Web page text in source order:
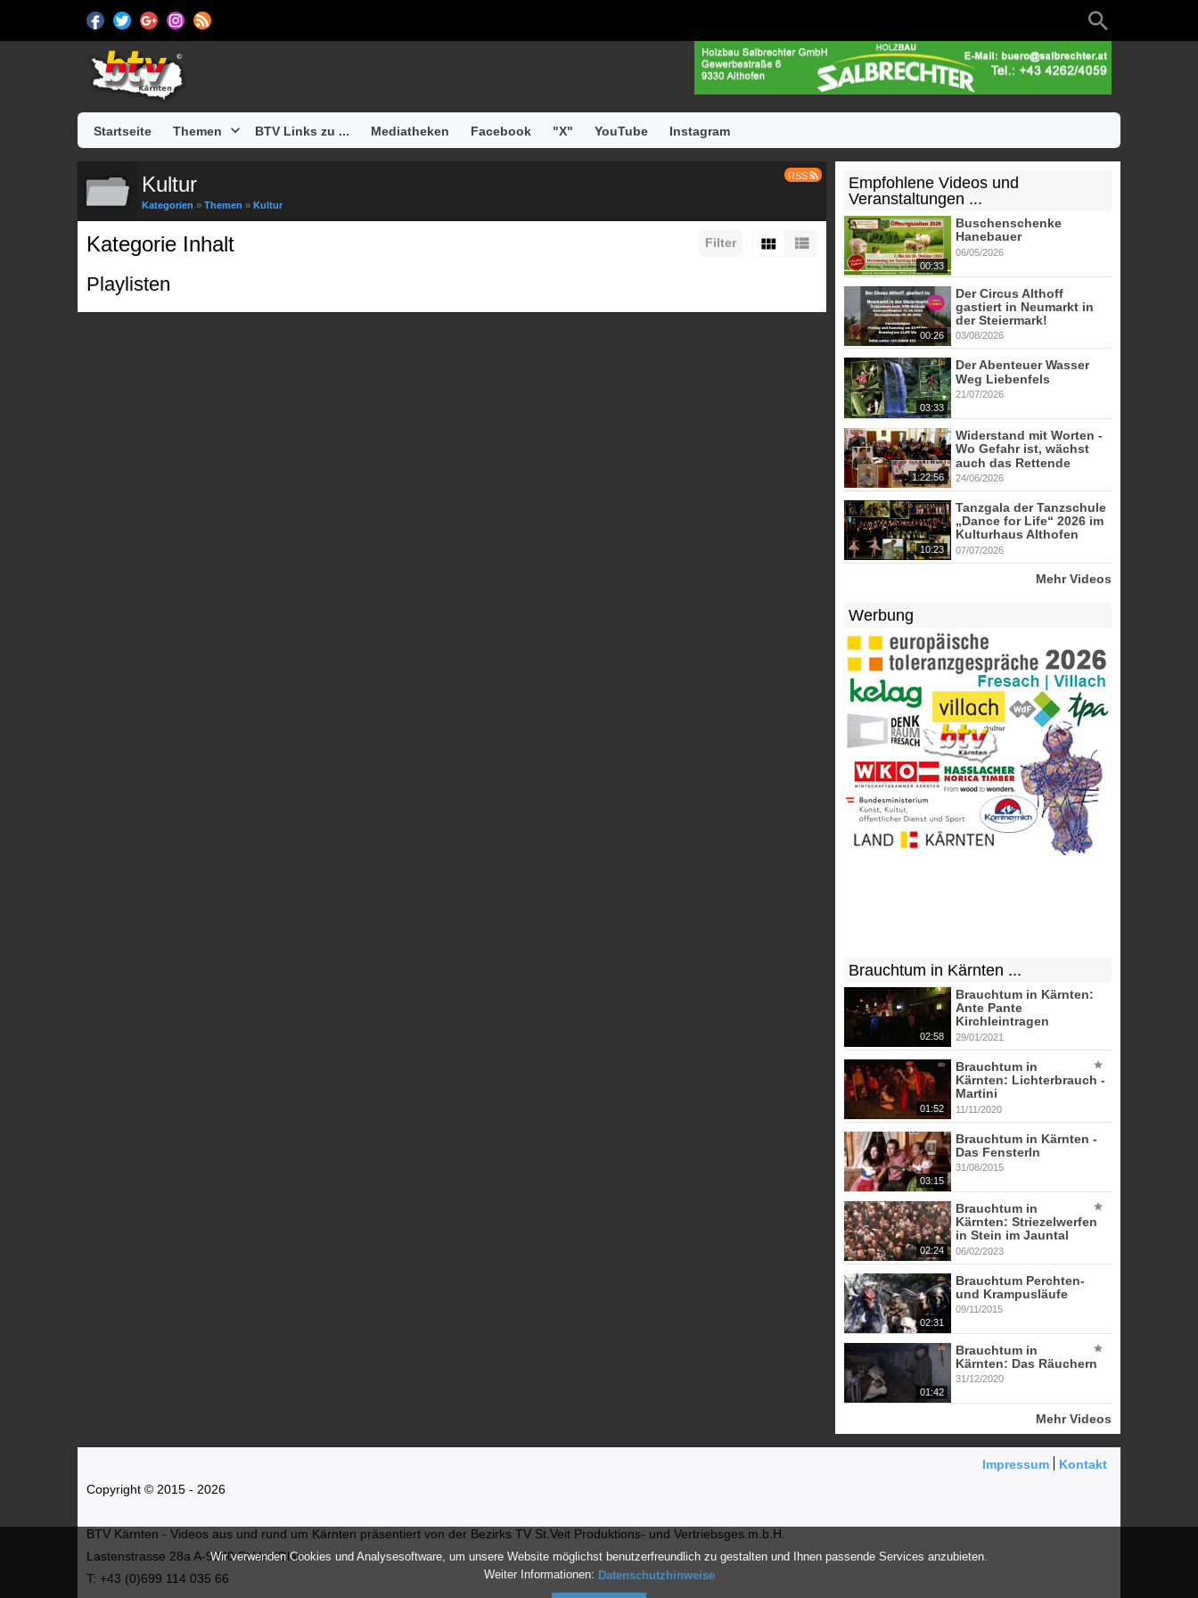
Wir verwenden Cookies und Analysesoftware, um unsere Website möglichst benutzerfreundlich zu gestalten und Ihnen passende Services anzubieten.
Weiter Informationen: Datenschutzhinweise
Startseite Themen BTV Links zu ... Mediatheken Facebook "X" YouTube Instagram
RSS
Kultur
Kategorien » Themen » Kultur
Filter
Kategorie Inhalt
Playlisten
Empfohlene Videos und
Veranstaltungen ...
00:33
Buschenschenke
Hanebauer
06/05/2026
00:26
Der Circus Althoff
gastiert in Neumarkt in
der Steiermark!
03/08/2026
03:33
Der Abenteuer Wasser
Weg Liebenfels
21/07/2026
1:22:56
Widerstand mit Worten -
Wo Gefahr ist, wächst
auch das Rettende
24/06/2026
10:23
Tanzgala der Tanzschule
„Dance for Life“ 2026 im
Kulturhaus Althofen
07/07/2026
Mehr Videos
Werbung
Brauchtum in Kärnten ...
02:58
Brauchtum in Kärnten:
Ante Pante
Kirchleintragen
29/01/2021
01:52
Brauchtum in
Kärnten: Lichterbrauch -
Martini
11/11/2020
03:15
Brauchtum in Kärnten -
Das Fensterln
31/08/2015
02:24
Brauchtum in
Kärnten: Striezelwerfen
in Stein im Jauntal
06/02/2023
02:31
Brauchtum Perchten-
und Krampusläufe
09/11/2015
01:42
Brauchtum in
Kärnten: Das Räuchern
31/12/2020
Mehr Videos
Impressum
Kontakt
Copyright © 2015 - 2026
BTV Kärnten - Videos aus und rund um Kärnten präsentiert von der Bezirks TV St.Veit Produktions- und Vertriebsges.m.b.H.
Lastenstrasse 28a A-9300 St.Veit/Glan
T: +43 (0)699 114 035 66